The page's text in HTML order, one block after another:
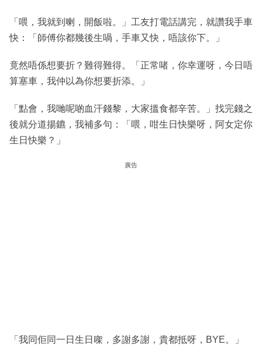
「喂，我就到喇，開飯啦。」工友打電話講完，就讚我手車
快：「師傅你都幾後生喎，手車又快，唔該你下。」
竟然唔係想要折？難得難得。「正常啫，你幸運呀，今日唔
算塞車，我仲以為你想要折添。」
「點會，我哋呢啲血汗錢黎，大家搵食都辛苦。」找完錢之
後就分道揚鑣，我補多句：「喂，咁生日快樂呀，阿女定你
生日快樂？」
廣告
「我同佢同一日生日㗎，多謝多謝，貴都抵呀，BYE。」